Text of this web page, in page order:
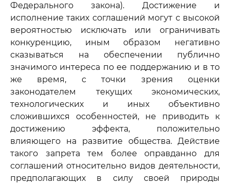
Федерального закона). Достижение и
исполнение таких соглашений могут с высокой
вероятностью исключать или ограничивать
конкуренцию, иным образом негативно
сказываться на обеспечении публично
значимого интереса по ее поддержанию и в то
же время, с точки зрения оценки
законодателем текущих экономических,
технологических и иных объективно
сложившихся особенностей, не приводить к
достижению эффекта, положительно
влияющего на развитие общества. Действие
такого запрета тем более оправданно для
соглашений относительно видов деятельности,
предполагающих в силу своей природы